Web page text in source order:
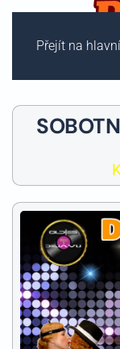
Přejít na